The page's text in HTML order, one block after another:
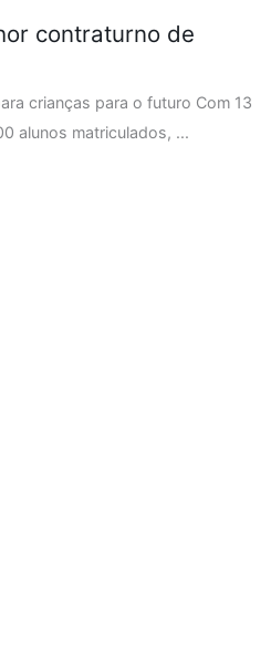
contraturno de
crianças para o futuro Com 13
alunos matriculados, ...